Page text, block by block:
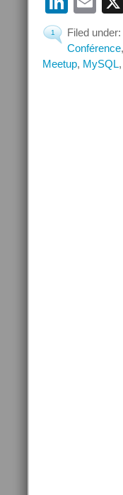
1
Filed under:
Conférence,
Meetup, MySQL,